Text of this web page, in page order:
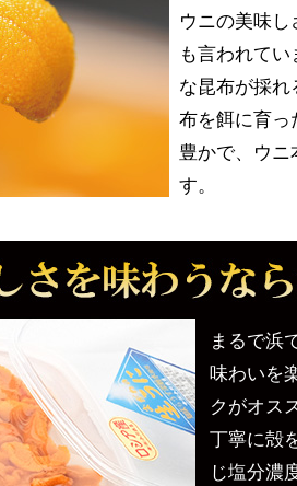
ウニの美味し
も言われて
な昆布が採れ
布を餌に育っ
豊かで、ウニ
す。
まるで浜
味わいを
クがオス
丁寧に殻
じ塩分濃